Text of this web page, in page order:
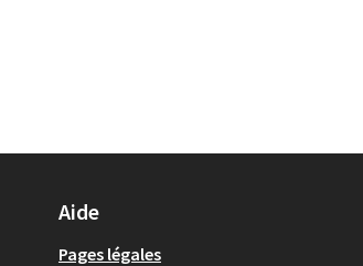
Aide
Pages légales